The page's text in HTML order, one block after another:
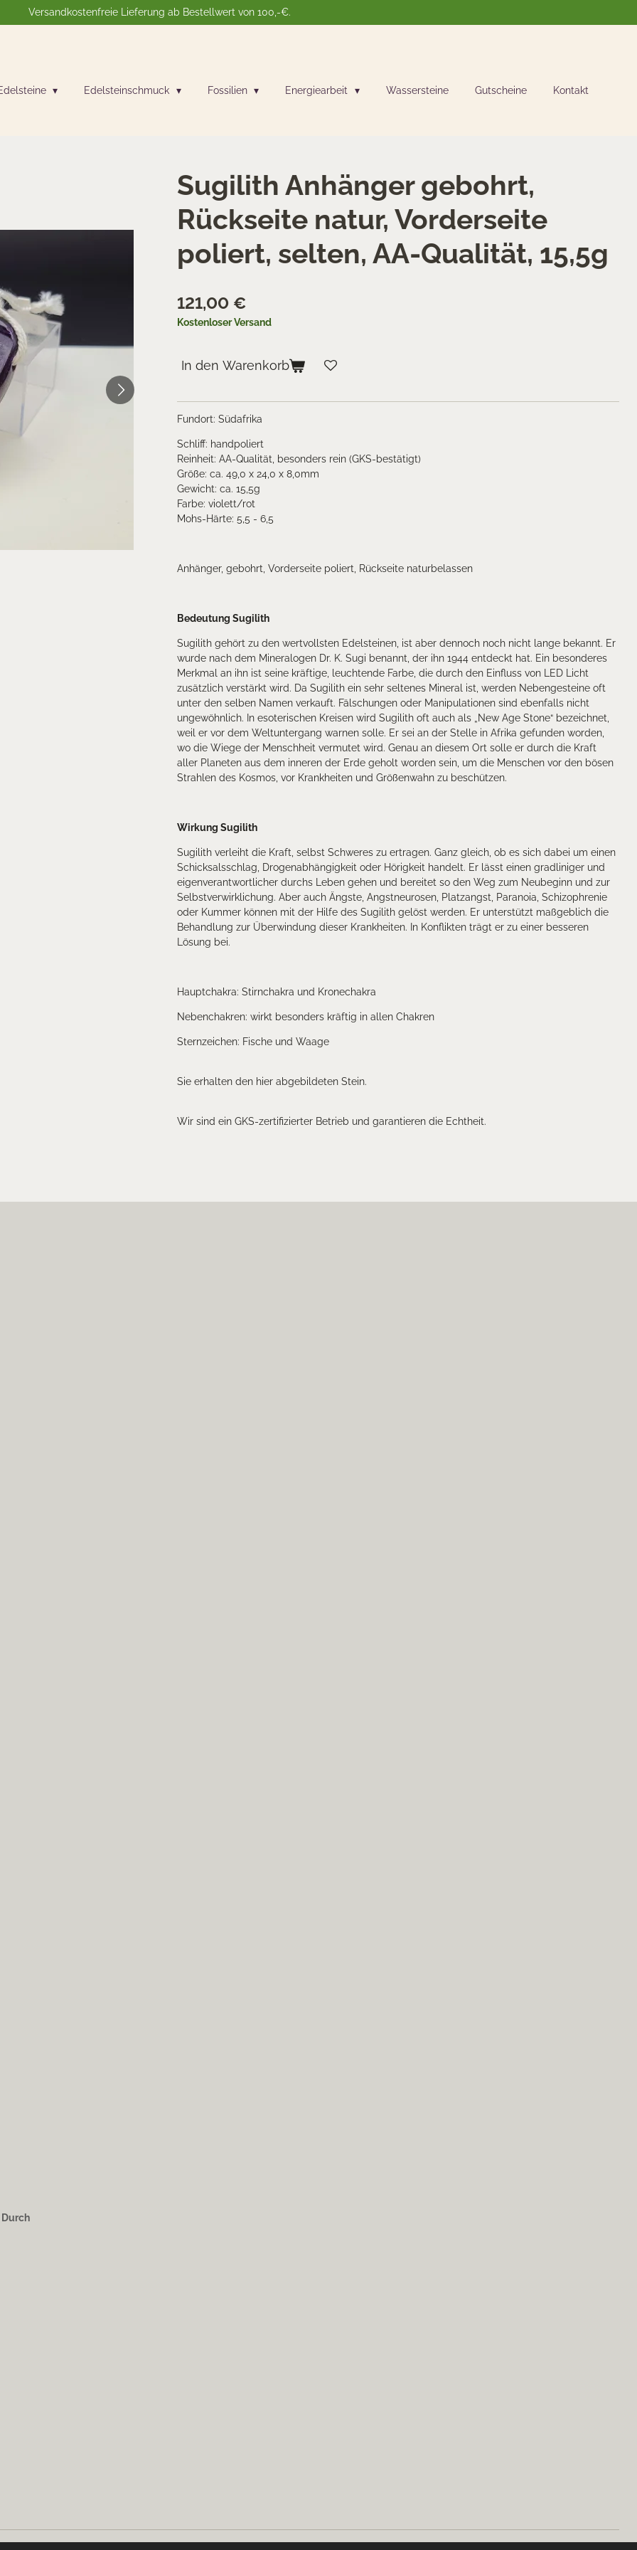
Versandkostenfreie Lieferung ab Bestellwert von 100,-€.
Edelsteinschmuck Fossilien Energiearbeit Wassersteine Gutscheine Kontakt
Sugilith Anhänger gebohrt,
Rückseite natur, Vorderseite
poliert, selten, AA-Qualität, 15,5g
121,00 €
Kostenloser Versand
In den Warenkorb
Fundort: Südafrika
Schliff: handpoliert
Reinheit: AA-Qualität, besonders rein (GKS-bestätigt)
Größe: ca. 49,0 x 24,0 x 8,0mm
Gewicht: ca. 15,5g
Farbe: violett/rot
Mohs-Härte: 5,5 - 6,5
Anhänger, gebohrt, Vorderseite poliert, Rückseite naturbelassen
Bedeutung Sugilith
Sugilith gehört zu den wertvollsten Edelsteinen, ist aber dennoch noch nicht lange bekannt. Er
wurde nach dem Mineralogen Dr. K. Sugi benannt, der ihn 1944 entdeckt hat. Ein besonderes
Merkmal an ihn ist seine kräftige, leuchtende Farbe, die durch den Einfluss von LED Licht
zusätzlich verstärkt wird. Da Sugilith ein sehr seltenes Mineral ist, werden Nebengesteine oft
unter den selben Namen verkauft. Fälschungen oder Manipulationen sind ebenfalls nicht
ungewöhnlich. In esoterischen Kreisen wird Sugilith oft auch als „New Age Stone“ bezeichnet,
weil er vor dem Weltuntergang warnen solle. Er sei an der Stelle in Afrika gefunden worden,
wo die Wiege der Menschheit vermutet wird. Genau an diesem Ort solle er durch die Kraft
aller Planeten aus dem inneren der Erde geholt worden sein, um die Menschen vor den bösen
Strahlen des Kosmos, vor Krankheiten und Größenwahn zu beschützen.
Wirkung Sugilith
Sugilith verleiht die Kraft, selbst Schweres zu ertragen. Ganz gleich, ob es sich dabei um einen
Schicksalsschlag, Drogenabhängigkeit oder Hörigkeit handelt. Er lässt einen gradliniger und
eigenverantwortlicher durchs Leben gehen und bereitet so den Weg zum Neubeginn und zur
Selbstverwirklichung. Aber auch Ängste, Angstneurosen, Platzangst, Paranoia, Schizophrenie
oder Kummer können mit der Hilfe des Sugilith gelöst werden. Er unterstützt maßgeblich die
Behandlung zur Überwindung dieser Krankheiten. In Konflikten trägt er zu einer besseren
Lösung bei.
Hauptchakra: Stirnchakra und Kronechakra
Nebenchakren: wirkt besonders kräftig in allen Chakren
Sternzeichen: Fische und Waage
Sie erhalten den hier abgebildeten Stein.
Wir sind ein GKS-zertifizierter Betrieb und garantieren die Echtheit.